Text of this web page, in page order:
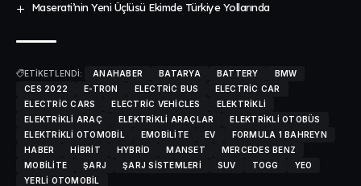
Maserati’nin Yeni Üçlüsü Ekimde Türkiye Yollarında
ETİKETLENDİ: ANAHABER BATARYA BATTERY
BMW
CES 2022
E-TRON ELECTRIC BUS
ELECTRIC CAR
ELECTRIC CARS
ELECTRIC VEHICLES
ELEKTRIKLI
ELEKTRIKLI ARAÇ
ELEKTRIKLI ARAÇLAR
ELEKTRIKLI OTOBÜS
ELEKTRIKLI OTOMOBIL
EMOBILITE EV
FORMULA 1 BAHREYN
HABER
HIBRIT HYBRID MANSET
MERCEDES BENZ
MOBILITE
ŞARJ ŞARJ SISTEMLERI SUV TOGG
YEO
YERLI OTOMOBIL